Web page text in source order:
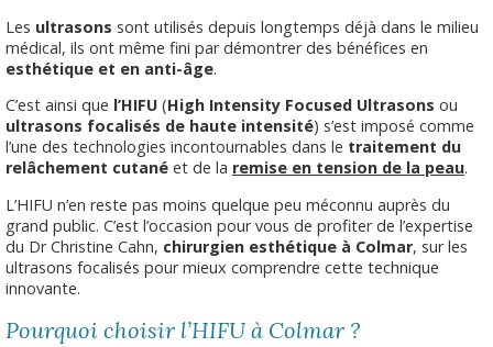
Les ultrasons sont utilisés depuis longtemps déjà dans le milieu
médical, ils ont même fini par démontrer des bénéfices en
esthétique et en anti-âge.
C’est ainsi que l’HIFU (High Intensity Focused Ultrasons ou
ultrasons focalisés de haute intensité) s’est imposé comme
l’une des technologies incontournables dans le traitement du
relâchement cutané et de la remise en tension de la peau.
L’HIFU n’en reste pas moins quelque peu méconnu auprès du
grand public. C’est l’occasion pour vous de profiter de l’expertise
du Dr Christine Cahn, chirurgien esthétique à Colmar, sur les
ultrasons focalisés pour mieux comprendre cette technique
innovante.
Pourquoi choisir l’HIFU à Colmar ?